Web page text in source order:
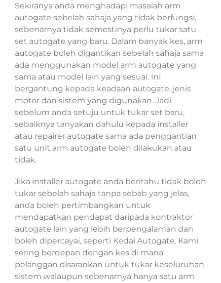
Sekiranya anda menghadapi masalah arm
autogate sebelah sahaja yang tidak berfungsi,
sebenarnya tidak semestinya perlu tukar satu
set autogate yang baru. Dalam banyak kes, arm
autogate boleh digantikan sebelah sahaja sama
ada menggunakan model arm autogate yang
sama atau model lain yang sesuai. Ini
bergantung kepada keadaan autogate, jenis
motor dan sistem yang digunakan. Jadi
sebelum anda setuju untuk tukar set baru,
sebaiknya tanyakan dahulu kepada installer
atau repairer autogate sama ada penggantian
satu unit arm autogate boleh dilakukan atau
tidak.
Jika installer autogate anda beritahu tidak boleh
tukar sebelah sahaja tanpa sebab yang jelas,
anda boleh pertimbangkan untuk
mendapatkan pendapat daripada kontraktor
autogate lain yang lebih berpengalaman dan
boleh dipercayai, seperti Kedai Autogate. Kami
sering berdepan dengan kes di mana
pelanggan disarankan untuk tukar keseluruhan
sistem walaupun sebenarnya hanya satu arm